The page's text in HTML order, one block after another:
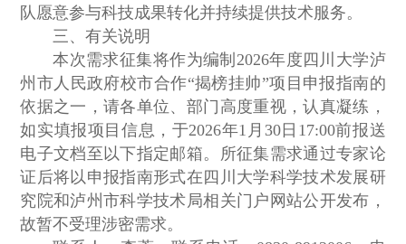
队愿意参与科技成果转化并持续提供技术服务。
三、有关说明
本次需求征集将作为编制2026年度四川大学泸
州市人民政府校市合作“揭榜挂帅”项目申报指南的
依据之一，请各单位、部门高度重视，认真凝练，
如实填报项目信息，于2026年1月30日17:00前报送
电子文档至以下指定邮箱。所征集需求通过专家论
证后将以申报指南形式在四川大学科学技术发展研
究院和泸州市科学技术局相关门户网站公开发布，
故暂不受理涉密需求。